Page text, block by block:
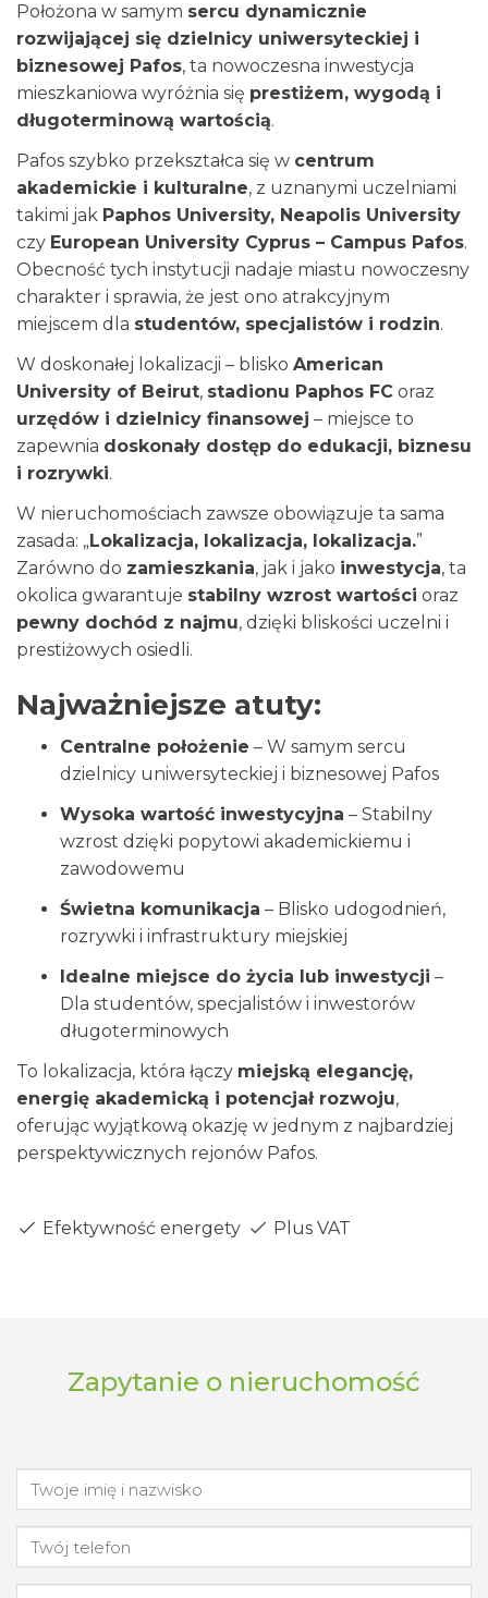
Położona w samym sercu dynamicznie
rozwijającej się dzielnicy uniwersyteckiej i
biznesowej Pafos, ta nowoczesna inwestycja
mieszkaniowa wyróżnia się prestiżem, wygodą i
długoterminową wartością.
Pafos szybko przekształca się w centrum
akademickie i kulturalne, z uznanymi uczelniami
takimi jak Paphos University, Neapolis University
czy European University Cyprus – Campus Pafos.
Obecność tych instytucji nadaje miastu nowoczesny
charakter i sprawia, że jest ono atrakcyjnym
miejscem dla studentów, specjalistów i rodzin.
W doskonałej lokalizacji – blisko American
University of Beirut, stadionu Paphos FC oraz
urzędów i dzielnicy finansowej – miejsce to
zapewnia doskonały dostęp do edukacji, biznesu
i rozrywki.
W nieruchomościach zawsze obowiązuje ta sama
zasada: „Lokalizacja, lokalizacja, lokalizacja.”
Zarówno do zamieszkania, jak i jako inwestycja, ta
okolica gwarantuje stabilny wzrost wartości oraz
pewny dochód z najmu, dzięki bliskości uczelni i
prestiżowych osiedli.
Najważniejsze atuty:
Centralne położenie – W samym sercu
dzielnicy uniwersyteckiej i biznesowej Pafos
Wysoka wartość inwestycyjna – Stabilny
wzrost dzięki popytowi akademickiemu i
zawodowemu
Świetna komunikacja – Blisko udogodnień,
rozrywki i infrastruktury miejskiej
Idealne miejsce do życia lub inwestycji –
Dla studentów, specjalistów i inwestorów
długoterminowych
To lokalizacja, która łączy miejską elegancję,
energię akademicką i potencjał rozwoju,
oferując wyjątkową okazję w jednym z najbardziej
perspektywicznych rejonów Pafos.
Efektywność energetyczna - Klasa A
Plus VAT
Zapytanie o nieruchomość